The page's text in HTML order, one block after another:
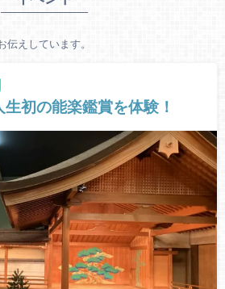
えしています。
初の能楽鑑賞を体験！